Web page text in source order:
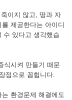
이지 않고, 땅과 자
제공한다는 아이디
수 있다고 생각했습
식시켜 만들기 때문
점으로 꼽힙니다.
환경문제 해결에도